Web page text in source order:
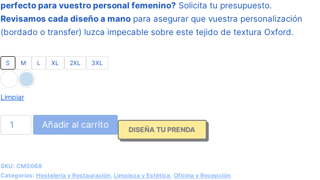
perfecto para vuestro personal femenino? Solicita tu presupuesto.
Revisamos cada diseño a mano para asegurar que vuestra personalización
(bordado o transfer) luzca impecable sobre este tejido de textura Oxford.
S M L XL 2XL 3XL
Limpiar
Camisa
de
Entallada
Añadir al carrito DISEÑA TU PRENDA
SKU: CM5068
Categorías: Hostelería y Restauración, Limpieza y Estética, Oficina y Recepción